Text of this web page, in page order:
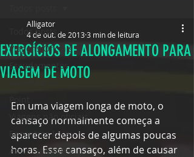
Todos posts
Viagens Oficiais
Escudamentos
Aniversários
Point
Viagens não oficiais
Encontros Locais
Aniversariantes
EXERCÍCIOS DE ALONGAMENTO PARA
VIAGEM DE MOTO
Alligator
4 de out. de 2013 3 min de leitura
Em uma viagem longa de moto, o
cansaço normalmente começa a
aparecer depois de algumas poucas
horas. Esse cansaço, além de causar